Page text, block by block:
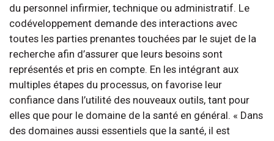
du personnel infirmier, technique ou administratif. Le
codéveloppement demande des interactions avec
toutes les parties prenantes touchées par le sujet de la
recherche afin d’assurer que leurs besoins sont
représentés et pris en compte. En les intégrant aux
multiples étapes du processus, on favorise leur
confiance dans l’utilité des nouveaux outils, tant pour
elles que pour le domaine de la santé en général. « Dans
des domaines aussi essentiels que la santé, il est